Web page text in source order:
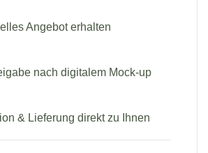
Angebot erhalten
nach digitalem Mock-up
& Lieferung direkt zu Ihnen